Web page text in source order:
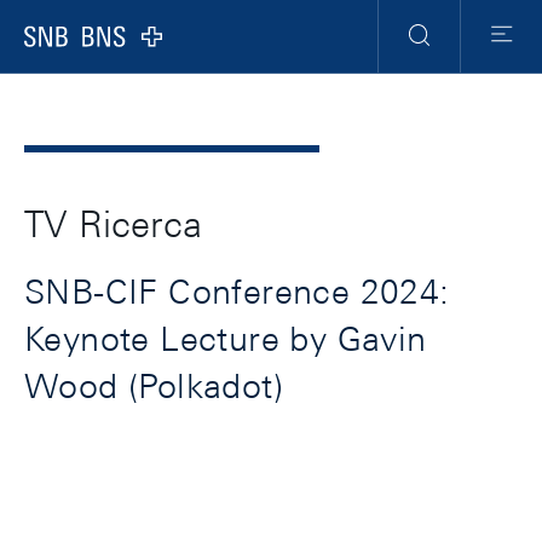
Logo
Navigation
Ricerca Menu
TV Ricerca
SNB-CIF Conference 2024:
Keynote Lecture by Gavin
Wood (Polkadot)